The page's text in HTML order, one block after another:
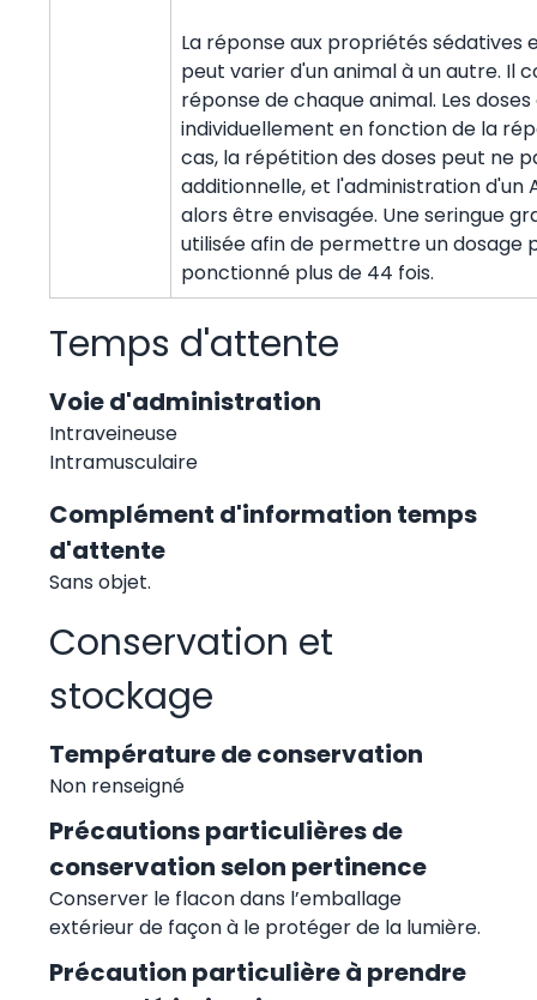
La réponse aux propriétés sédatives
peut varier d'un animal à un autre. Il
réponse de chaque animal. Les
individuellement en fonction de la
cas, la répétition des doses peut ne
additionnelle, et l'administration d'un
alors être envisagée. Une seringue
utilisée afin de permettre un dosage
ponctionné plus de 44 fois.
Temps d'attente
Voie d'administration
Intraveineuse
Intramusculaire
Complément d'information temps
d'attente
Sans objet.
Conservation et
stockage
Température de conservation
Non renseigné
Précautions particulières de
conservation selon pertinence
Conserver le flacon dans l’emballage
extérieur de façon à le protéger de la lumière.
Précaution particulière à prendre